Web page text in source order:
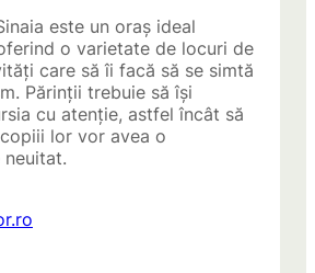
este un oraș ideal
o varietate de locuri de
care să îi facă să se simtă
Părinții trebuie să își
cu atenție, astfel încât să
lor vor avea o